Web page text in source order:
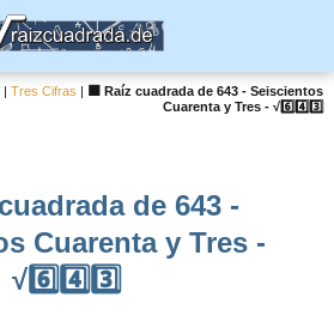
|Tres Cifras |
🟦 Raíz cuadrada de 643 - Seiscientos
Cuarenta y Tres - √6️⃣4️⃣3️⃣
de 643 -
Cuarenta y Tres -
√6️⃣4️⃣3️⃣